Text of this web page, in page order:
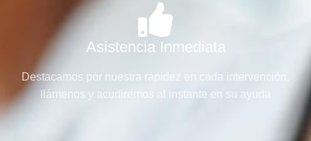
Asistencia Inmediata
Destacamos por nuestra rapidez en cada intervención,
llámenos y acudiremos al instante en su ayuda